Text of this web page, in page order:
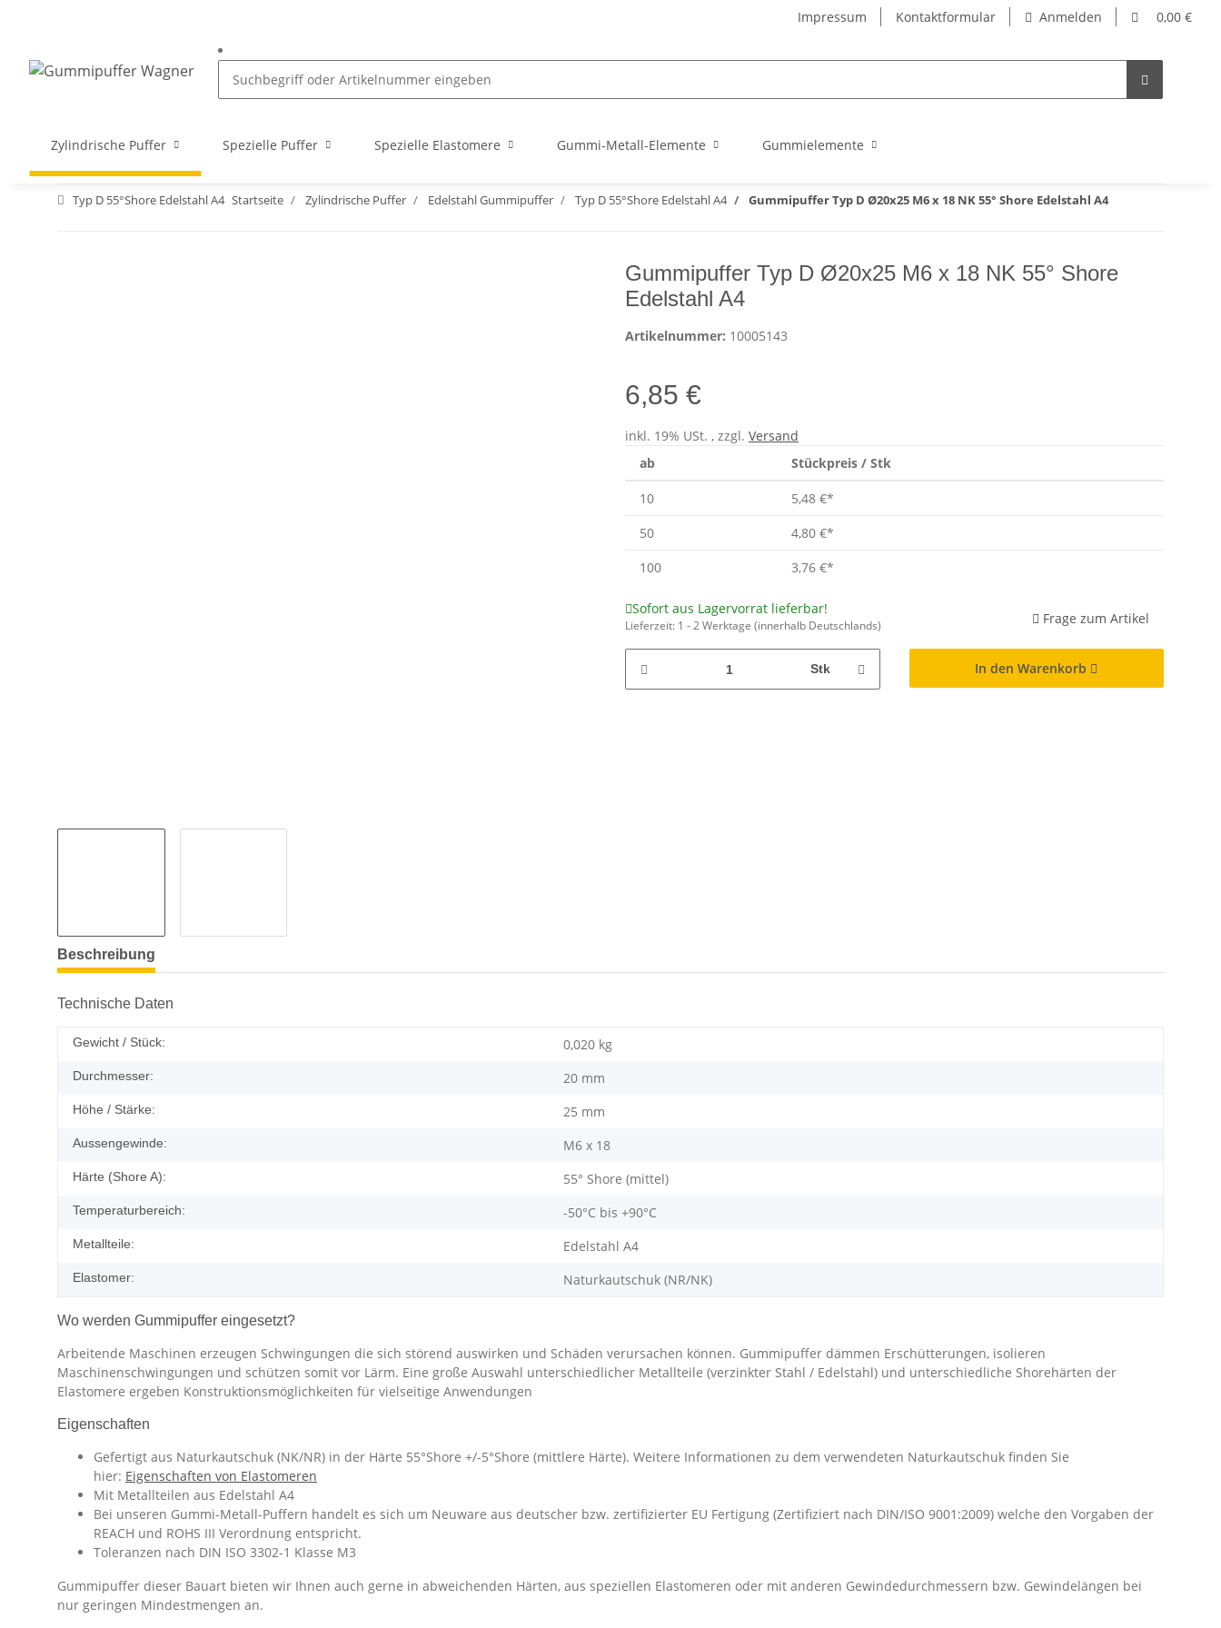
Impressum Kontaktformular Anmelden 0,00 €
Zylindrische Puffer Spezielle Puffer Spezielle Elastomere Gummi-Metall-Elemente Gummielemente
Typ D 55°Shore Edelstahl A4 Startseite Zylindrische Puffer Edelstahl Gummipuffer Typ D 55°Shore Edelstahl A4 Gummipuffer Typ D Ø20x25 M6 x 18 NK 55° Shore Edelstahl A4
Gummipuffer Typ D Ø20x25 M6 x 18 NK 55° Shore
Edelstahl A4
Artikelnummer: 10005143
6,85 €
inkl. 19% USt. , zzgl. Versand
ab
Stückpreis / Stk
10 5,48 €*
50
4,80 €*
100
3,76 €*
Sofort aus Lagervorrat lieferbar!
Lieferzeit: 1 - 2 Werktage (innerhalb Deutschlands) Frage zum Artikel
Stk In den Warenkorb
Beschreibung
Technische Daten
Gewicht / Stück: 0,020 kg
Durchmesser: 20 mm
Höhe / Stärke: 25 mm
Aussengewinde: M6 x 18
Härte (Shore A): 55° Shore (mittel)
Temperaturbereich: -50°C bis +90°C
Metallteile: Edelstahl A4
Elastomer: Naturkautschuk (NR/NK)
Wo werden Gummipuffer eingesetzt?
Arbeitende Maschinen erzeugen Schwingungen die sich störend auswirken und Schäden verursachen können. Gummipuffer dämmen Erschütterungen, isolieren
Maschinenschwingungen und schützen somit vor Lärm. Eine große Auswahl unterschiedlicher Metallteile (verzinkter Stahl / Edelstahl) und unterschiedliche Shorehärten der
Elastomere ergeben Konstruktionsmöglichkeiten für vielseitige Anwendungen
Eigenschaften
Gefertigt aus Naturkautschuk (NK/NR) in der Härte 55°Shore +/-5°Shore (mittlere Härte). Weitere Informationen zu dem verwendeten Naturkautschuk finden Sie
hier: Eigenschaften von Elastomeren
Mit Metallteilen aus Edelstahl A4
Bei unseren Gummi-Metall-Puffern handelt es sich um Neuware aus deutscher bzw. zertifizierter EU Fertigung (Zertifiziert nach DIN/ISO 9001:2009) welche den Vorgaben der
REACH und ROHS III Verordnung entspricht.
Toleranzen nach DIN ISO 3302-1 Klasse M3
Gummipuffer dieser Bauart bieten wir Ihnen auch gerne in abweichenden Härten, aus speziellen Elastomeren oder mit anderen Gewindedurchmessern bzw. Gewindelängen bei
nur geringen Mindestmengen an.